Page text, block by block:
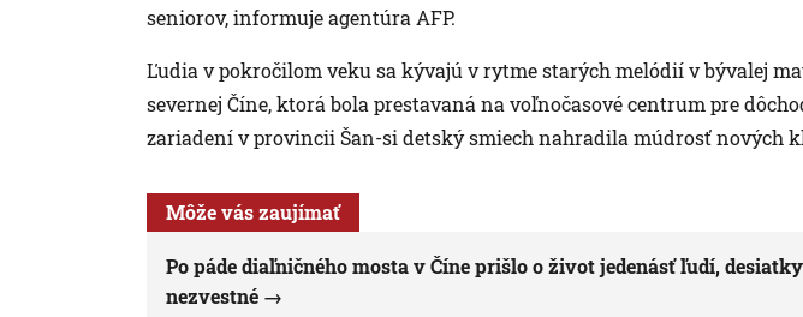
seniorov, informuje agentúra AFP.
Ľudia v pokročilom veku sa kývajú v rytme starých melódií v bývalej
severnej Číne, ktorá bola prestavaná na voľnočasové centrum pre
zariadení v provincii Šan-si detský smiech nahradila múdrosť nových
Môže vás zaujímať
Po páde diaľničného mosta v Číne prišlo o život jedenásť ľudí,
nezvestné